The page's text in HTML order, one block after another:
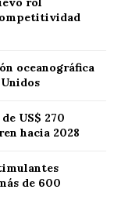
oceanográfica
US$ 270
hacia 2028
de 600